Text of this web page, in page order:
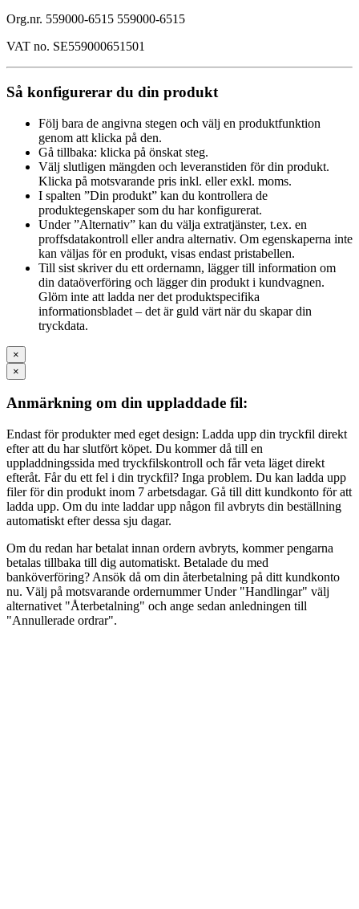
Org.nr. 559000-6515 559000-6515
VAT no. SE559000651501
Så konfigurerar du din produkt
Följ bara de angivna stegen och välj en produktfunktion
genom att klicka på den.
Gå tillbaka: klicka på önskat steg.
Välj slutligen mängden och leveranstiden för din produkt.
Klicka på motsvarande pris inkl. eller exkl. moms.
I spalten ”Din produkt” kan du kontrollera de
produktegenskaper som du har konfigurerat.
Under ”Alternativ” kan du välja extratjänster, t.ex. en
proffsdatakontroll eller andra alternativ. Om egenskaperna inte
kan väljas för en produkt, visas endast pristabellen.
Till sist skriver du ett ordernamn, lägger till information om
din dataöverföring och lägger din produkt i kundvagnen.
Glöm inte att ladda ner det produktspecifika
informationsbladet – det är guld värt när du skapar din
tryckdata.
×
×
Anmärkning om din uppladdade fil:
Endast för produkter med eget design: Ladda upp din tryckfil direkt
efter att du har slutfört köpet. Du kommer då till en
uppladdningssida med tryckfilskontroll och får veta läget direkt
efteråt. Får du ett fel i din tryckfil? Inga problem. Du kan ladda upp
filer för din produkt inom 7 arbetsdagar. Gå till ditt kundkonto för att
ladda upp. Om du inte laddar upp någon fil avbryts din beställning
automatiskt efter dessa sju dagar.
Om du redan har betalat innan ordern avbryts, kommer pengarna
betalas tillbaka till dig automatiskt. Betalade du med
banköverföring? Ansök då om din återbetalning på ditt kundkonto
nu. Välj på motsvarande ordernummer Under "Handlingar" välj
alternativet "Återbetalning" och ange sedan anledningen till
"Annullerade ordrar".